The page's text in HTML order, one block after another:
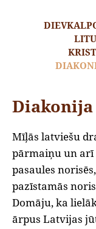
Mīļās latviešu
pārmaiņu un arī
pasaules
pazīstamās
Domāju, ka
ārpus Latvijas